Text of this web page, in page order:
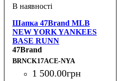
Шапка 47Brand MLB
NEW YORK YANKEES
BASE RUNN
47Brand
BRNCK17ACE-NYA
1 500.00грн